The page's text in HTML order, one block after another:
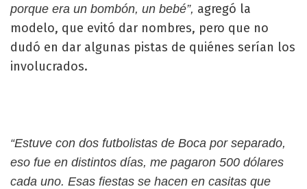
porque era un bombón, un bebé”, agregó la
modelo, que evitó dar nombres, pero que no
dudó en dar algunas pistas de quiénes serían los
involucrados.
“Estuve con dos futbolistas de Boca por separado,
eso fue en distintos días, me pagaron 500 dólares
cada uno. Esas fiestas se hacen en casitas que